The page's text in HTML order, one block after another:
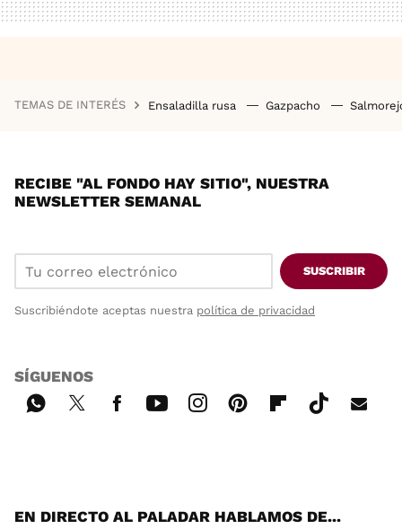
TEMAS DE INTERÉS Ensaladilla rusa Gazpacho
RECIBE "AL FONDO HAY SITIO", NUESTRA
NEWSLETTER SEMANAL
SUSCRIBIR
Suscribiéndote aceptas nuestra política de privacidad
SÍGUENOS
EN DIRECTO AL PALADAR HABLAMOS DE...